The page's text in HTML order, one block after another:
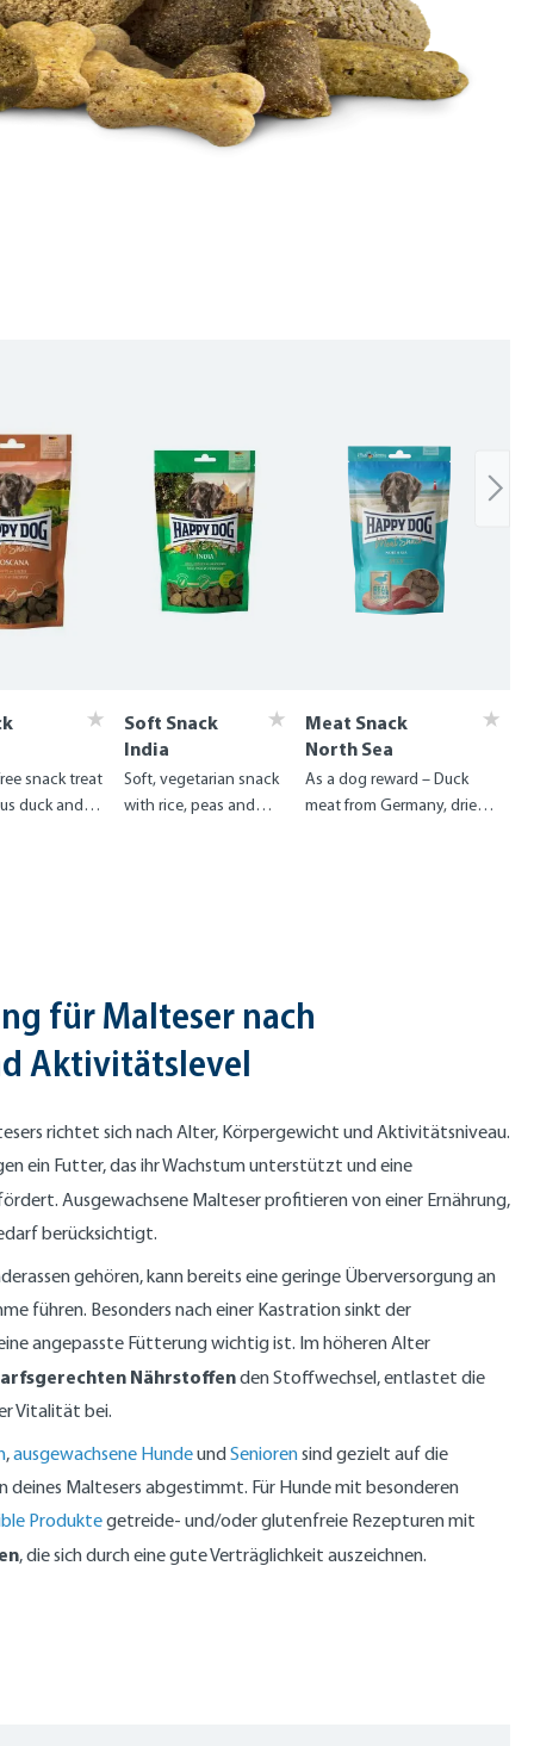
snack treat
duck and
Soft Snack
India
Soft, vegetarian snack
with rice, peas and
Meat Snack
North Sea
As a dog reward – Duck
meat from Germany, dried
für Malteser nach
Aktivitätslevel
richtet sich nach Alter, Körpergewicht und Aktivitätsniveau.
ein Futter, das ihr Wachstum unterstützt und eine
Ausgewachsene Malteser profitieren von einer Ernährung,
berücksichtigt.
gehören, kann bereits eine geringe Überversorgung an
führen. Besonders nach einer Kastration sinkt der
angepasste Fütterung wichtig ist. Im höheren Alter
Nährstoffenden Stoffwechsel, entlastet die
Vitalität bei.
,ausgewachsene HundeundSeniorensind gezielt auf die
deines Maltesers abgestimmt. Für Hunde mit besonderen
Produktegetreide- und/oder glutenfreie Rezepturen mit
, die sich durch eine gute Verträglichkeit auszeichnen.